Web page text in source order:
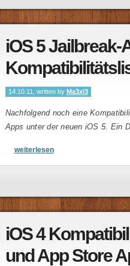
iOS 5 Jailbreak-
14.10.11, written by Ma3xl3
Nachfolgend noch eine
Apps unter der neuen iOS 5. Ein
weiterlesen
iOS 4
und App Store